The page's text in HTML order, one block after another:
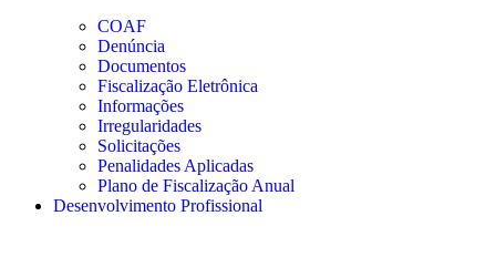
COAF
Denúncia
Documentos
Fiscalização Eletrônica
Informações
Irregularidades
Solicitações
Penalidades Aplicadas
Plano de Fiscalização Anual
Desenvolvimento Profissional